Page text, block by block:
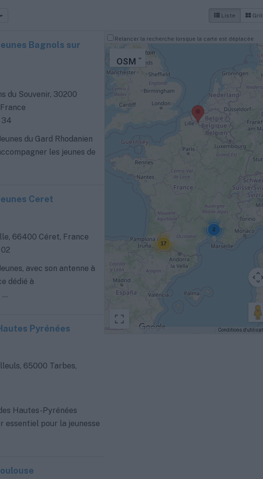
Liste
Bagnols sur
du Souvenir, 30200
34
du Gard Rhodanien
les jeunes de
Ceret
66400 Céret, France
avec son antenne à
dédié à
Pyrénées
65000 Tarbes,
Hautes-Pyrénées
essentiel pour la jeunesse
Relancer la recherche lorsque la carte est déplacée
2
17
OSM
Conditions